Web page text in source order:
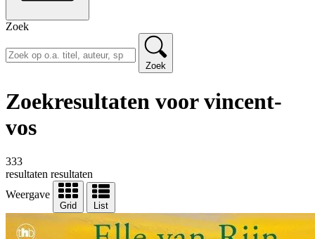
Zoek
Zoek
Zoekresultaten voor vincent-
vos
333
resultaten resultaten
Weergave
Grid List